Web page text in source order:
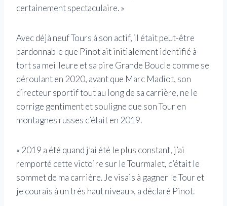
certainement spectaculaire. »
Avec déjà neuf Tours à son actif, il était peut-être
pardonnable que Pinot ait initialement identifié à
tort sa meilleure et sa pire Grande Boucle comme se
déroulant en 2020, avant que Marc Madiot, son
directeur sportif tout au long de sa carrière, ne le
corrige gentiment et souligne que son Tour en
montagnes russes c’était en 2019.
« 2019 a été quand j’ai été le plus constant, j’ai
remporté cette victoire sur le Tourmalet, c’était le
sommet de ma carrière. Je visais à gagner le Tour et
je courais à un très haut niveau », a déclaré Pinot.